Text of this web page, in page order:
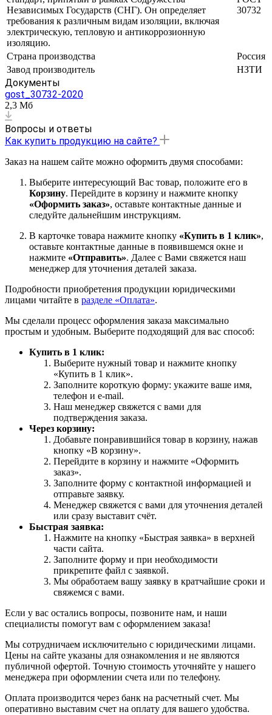
Независимых Государств (СНГ). Он определяет
требования к различным видам изоляции, включая
электрическую, тепловую и антикоррозионную
изоляцию.
30732
Страна производства
Россия
Завод производитель
НЗТИ
Документы
gost_30732-2020
2,3 Мб
Вопросы и ответы
Как купить продукцию на сайте?
Заказ на нашем сайте можно оформить двумя способами:
Выберите интересующий Вас товар, положите его в
Корзину. Перейдите в корзину и нажмите кнопку
«Оформить заказ», оставьте контактные данные и
следуйте дальнейшим инструкциям.
В карточке товара нажмите кнопку «Купить в 1 клик»,
оставьте контактные данные в появившемся окне и
нажмите «Отправить». Далее с Вами свяжется наш
менеджер для уточнения деталей заказа.
Подробности приобретения продукции юридическими
лицами читайте в разделе «Оплата».
Мы сделали процесс оформления заказа максимально
простым и удобным. Выберите подходящий для вас способ:
Купить в 1 клик:
Выберите нужный товар и нажмите кнопку
«Купить в 1 клик».
Заполните короткую форму: укажите ваше имя,
телефон и e-mail.
Наш менеджер свяжется с вами для
подтверждения заказа.
Через корзину:
Добавьте понравившийся товар в корзину, нажав
кнопку «В корзину».
Перейдите в корзину и нажмите «Оформить
заказ».
Заполните форму с контактной информацией и
отправьте заявку.
Менеджер свяжется с вами для уточнения деталей
или сразу выставит счёт.
Быстрая заявка:
Нажмите на кнопку «Быстрая заявка» в верхней
части сайта.
Заполните форму и при необходимости
прикрепите файл с заявкой.
Мы обработаем вашу заявку в кратчайшие сроки и
свяжемся с вами.
Если у вас остались вопросы, позвоните нам, и наши
специалисты помогут вам с оформлением заказа!
Мы сотрудничаем исключительно с юридическими лицами.
Цены на сайте указаны для ознакомления и не являются
публичной офертой. Точную стоимость уточняйте у нашего
менеджера при оформлении счета или по телефону.
Оплата производится через банк на расчетный счет. Мы
оперативно выставим счет на оплату для вашего удобства.